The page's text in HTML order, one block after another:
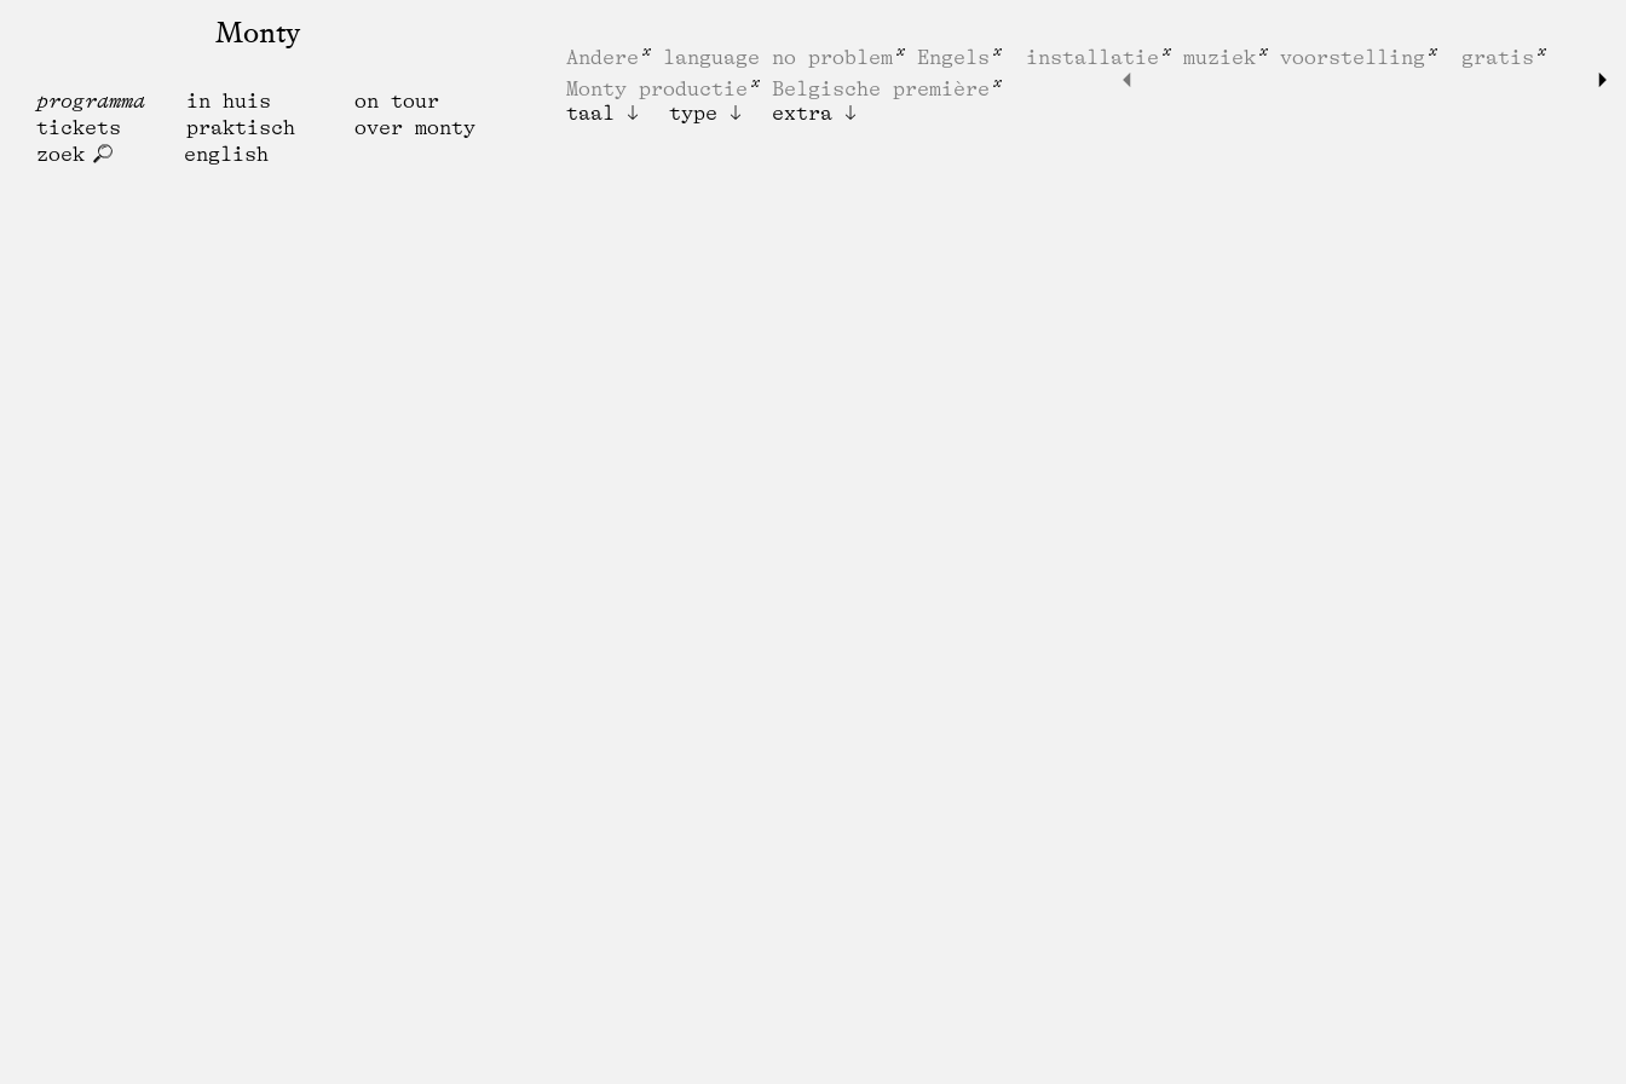
Monty
programma in huis
on tour
tickets
praktisch
over monty
zoek
english
Andere language no problem Engels installatie muziek voorstelling
gratis
Monty productie
Belgische première
taal
type extra